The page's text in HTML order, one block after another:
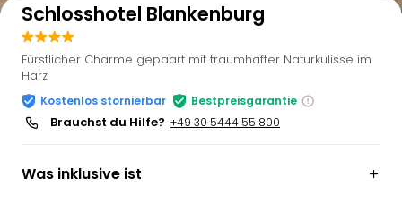
Schlosshotel Blankenburg
Fürstlicher Charme gepaart mit traumhafter Naturkulisse im
Harz
Kostenlos stornierbar Bestpreisgarantie
Brauchst du Hilfe? +49 30 5444 55 800
Was inklusive ist